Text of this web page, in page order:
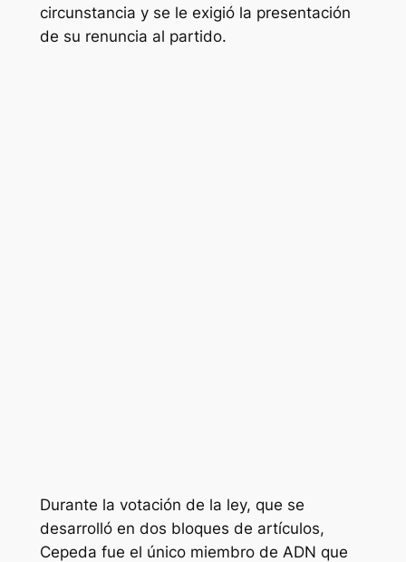
circunstancia y se le exigió la presentación
de su renuncia al partido.
Durante la votación de la ley, que se
desarrolló en dos bloques de artículos,
Cepeda fue el único miembro de ADN que